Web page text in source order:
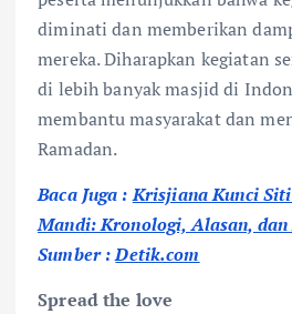
diminati dan memberikan
mereka. Diharapkan kegiatan
di lebih banyak masjid di
membantu masyarakat dan
Ramadan.
Baca Juga :Krisjiana Kunci
Mandi: Kronologi, Alasan,
Sumber :Detik.com
Spread the love